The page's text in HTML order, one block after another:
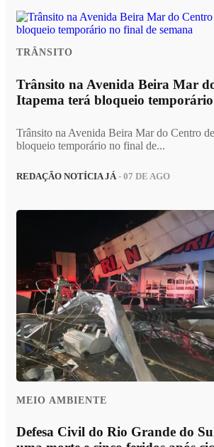
TRÂNSITO
Trânsito na Avenida Beira Mar
Itapema terá bloqueio
Trânsito na Avenida Beira Mar do Centro
bloqueio temporário no final de...
REDAÇÃO NOTÍCIA JÁ- 07 DE AGO
MEIO AMBIENTE
Defesa Civil do Rio Grande do